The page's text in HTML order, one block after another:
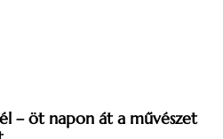
– öt napon át a művészet